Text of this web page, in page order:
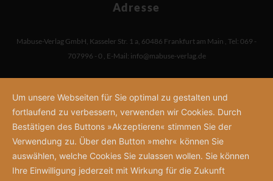
Adresse
Mabuse-Verlag GmbH, Kasseler Str. 1 a, 60486 Frankfurt am Main , Tel: 069 -
707996 - 0 , E-Mail: info@mabuse-verlag.de
Um unsere Webseiten für Sie optimal zu gestalten und
fortlaufend zu verbessern, verwenden wir Cookies. Durch
Bestätigen des Buttons »Akzeptieren« stimmen Sie der
Verwendung zu. Über den Button »mehr« können Sie
auswählen, welche Cookies Sie zulassen wollen. Sie können
Ihre Einwilligung jederzeit mit Wirkung für die Zukunft